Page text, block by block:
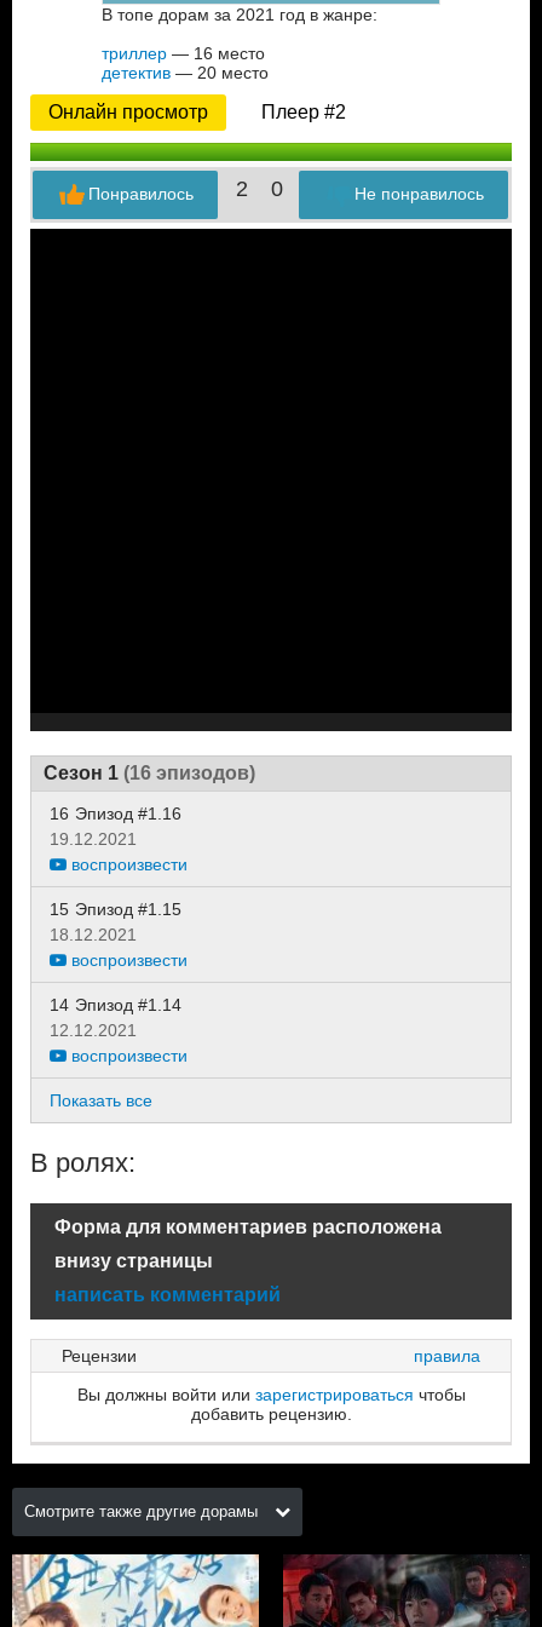
В топе дорам за 2021 год в жанре:
триллер — 16 место
детектив — 20 место
Онлайн просмотр Плеер #2
2 0 Не понравилось
Понравилось
Сезон 1 (16 эпизодов)
16 Эпизод #1.16
19.12.2021
воспроизвести
15 Эпизод #1.15
18.12.2021
воспроизвести
14 Эпизод #1.14
12.12.2021
воспроизвести
Показать все
В ролях:
Форма для комментариев расположена
внизу страницы
написать комментарий
Рецензии
правила
Вы должны войти или зарегистрироваться чтобы
добавить рецензию.
Смотрите также другие дорамы